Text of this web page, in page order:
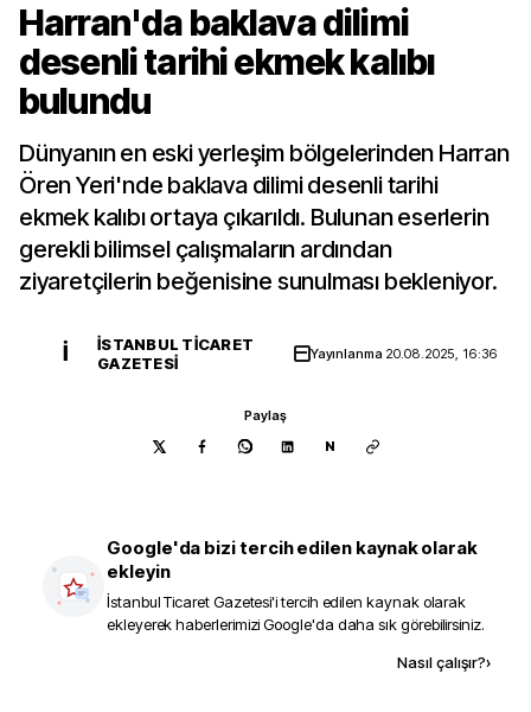
Harran'da baklava dilimi
desenli tarihi ekmek kalıbı
bulundu
Dünyanın en eski yerleşim bölgelerinden Harran
Ören Yeri'nde baklava dilimi desenli tarihi
ekmek kalıbı ortaya çıkarıldı. Bulunan eserlerin
gerekli bilimsel çalışmaların ardından
ziyaretçilerin beğenisine sunulması bekleniyor.
İ
İSTANBUL TICARET
GAZETESI
Yayınlanma 20.08.2025, 16:36
Paylaş
N
Google'da bizi tercih edilen kaynak olarak
ekleyin
İstanbul Ticaret Gazetesi'i tercih edilen kaynak olarak
ekleyerek haberlerimizi Google'da daha sık görebilirsiniz.
Nasıl çalışır?›